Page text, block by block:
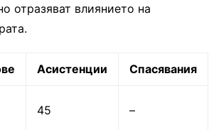
отразяват влиянието на
Асистенции Спасявания
45 –